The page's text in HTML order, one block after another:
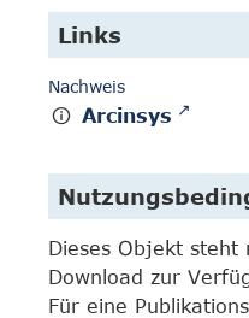
Links
Nachweis
Arcinsys
Dieses Objekt steht
Download zur
Für eine